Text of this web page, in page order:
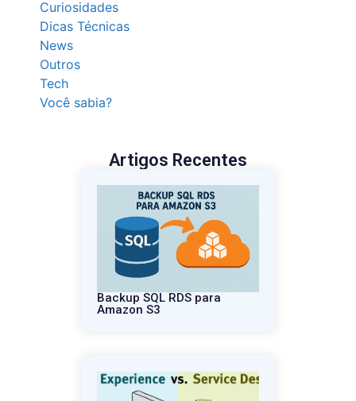
Curiosidades
Dicas Técnicas
News
Outros
Tech
Você sabia?
Artigos Recentes
Backup SQL RDS para
Amazon S3